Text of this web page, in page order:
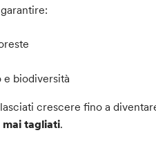
e biodiversità
crescere fino a
mai tagliati.